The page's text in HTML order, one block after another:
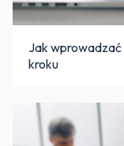
Jak wprowadzać
kroku